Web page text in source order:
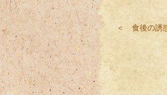
＜ 食後の誘